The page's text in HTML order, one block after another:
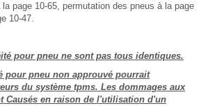
page 10-65, permutation des pneus à la page
10-47.
pour pneu ne sont pas tous identiques.
pour pneu non approuvé pourrait
du système tpms. Les dommages aux
Causés en raison de l'utilisation d'un